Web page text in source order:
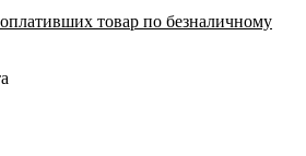
товар по безналичному